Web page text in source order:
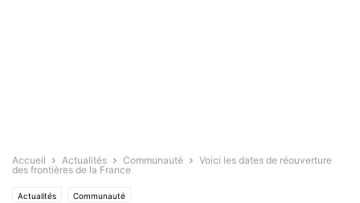
Accueil Actualités Communauté
Voici les dates de réouverture
des frontières de la France
Actualités Communauté